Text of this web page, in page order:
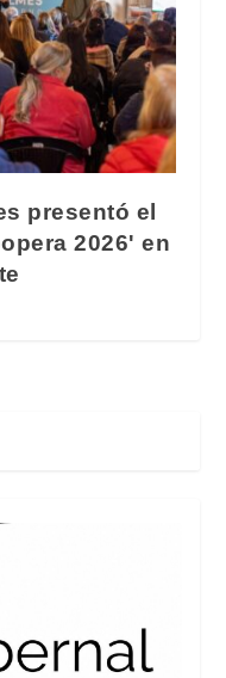
presentó el
2026' en